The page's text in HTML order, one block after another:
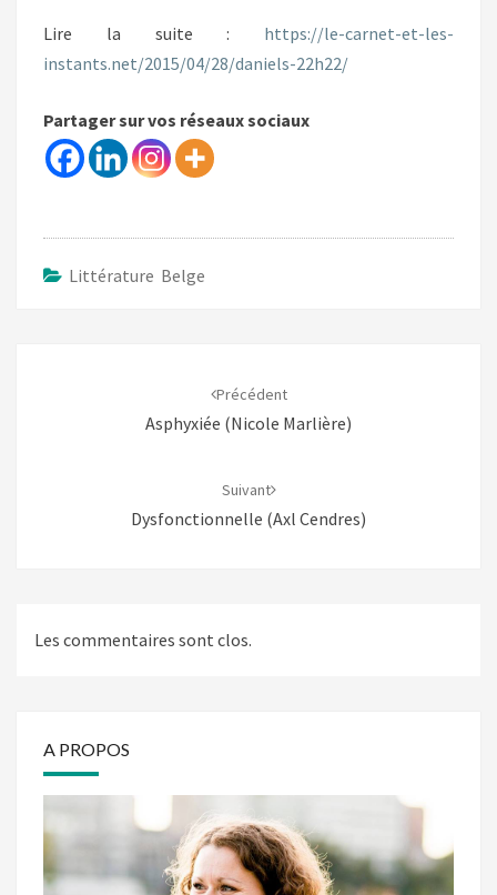
Lire la suite : https://le-carnet-et-les-
instants.net/2015/04/28/daniels-22h22/
Partager sur vos réseaux sociaux
Littérature Belge
Précédent
Asphyxiée (Nicole Marlière)
Suivant
Dysfonctionnelle (Axl Cendres)
Les commentaires sont clos.
A PROPOS